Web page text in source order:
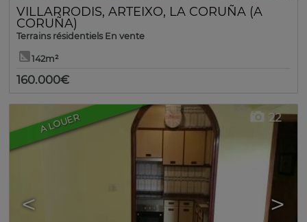
VILLARRODIS, ARTEIXO, LA CORUÑA (A
CORUÑA)
Terrains résidentiels En vente
142m²
160.000€
A LOUER
< >
22